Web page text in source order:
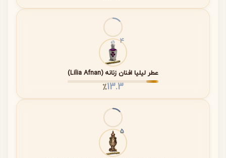
مشخصات فنی عطر
Eau de Parfum
ماندگاری بالا
متوسط رو به بالا
بهار، پاییز و روزهای معتدل
4
عطر لیلیا افنان زنانه (Lilia Afnan)
13.3٪
5